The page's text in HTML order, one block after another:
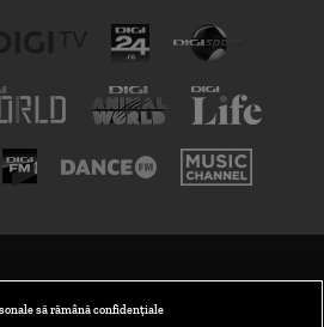
să rămână confidențiale